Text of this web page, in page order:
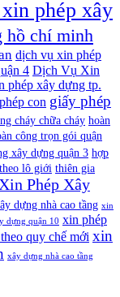
phép xây
hồ chí minh
dịch vụ xin phép
4 Dịch Vụ Xin
phép xây dựng tp.
con giấy phép
cháy chữa cháy hoàn
công trọn gói quận
xây dựng quận 3 hợp
lô giới thiên gia
Xin Phép Xây
dựng nhà cao tầng xin
dựng quận 10 xin phép
quy chế mới xin
xây dựng nhà cao tầng